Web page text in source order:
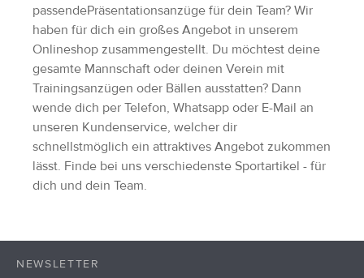
passendePräsentationsanzüge für dein Team? Wir
haben für dich ein großes Angebot in unserem
Onlineshop zusammengestellt. Du möchtest deine
gesamte Mannschaft oder deinen Verein mit
Trainingsanzügen oder Bällen ausstatten? Dann
wende dich per Telefon, Whatsapp oder E-Mail an
unseren Kundenservice, welcher dir
schnellstmöglich ein attraktives Angebot zukommen
lässt. Finde bei uns verschiedenste Sportartikel - für
dich und dein Team.
NEWSLETTER